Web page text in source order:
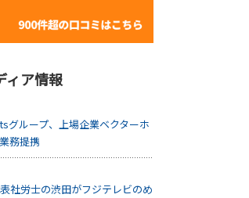
ィア情報
グループ、上場企業ベクターホ
務提携
社労士の渋田がフジテレビのめ